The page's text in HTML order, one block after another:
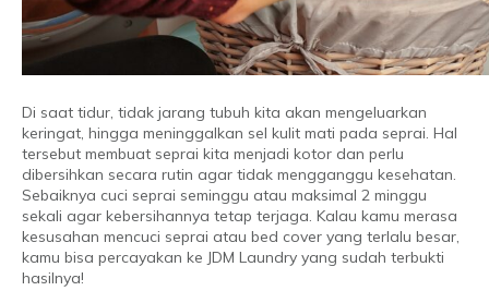
Di saat tidur, tidak jarang tubuh kita akan mengeluarkan
keringat, hingga meninggalkan sel kulit mati pada seprai. Hal
tersebut membuat seprai kita menjadi kotor dan perlu
dibersihkan secara rutin agar tidak mengganggu kesehatan.
Sebaiknya cuci seprai seminggu atau maksimal 2 minggu
sekali agar kebersihannya tetap terjaga. Kalau kamu merasa
kesusahan mencuci seprai atau bed cover yang terlalu besar,
kamu bisa percayakan ke JDM Laundry yang sudah terbukti
hasilnya!